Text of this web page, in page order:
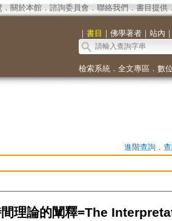
． 關於本館． 諮詢委員會． 聯絡我們 ． 書目提供．
｜ 書目 ｜ 佛學著者｜ 站內 ｜
檢索系統． 全文專區 ． 數
進階查詢．
間理論的闡釋=The